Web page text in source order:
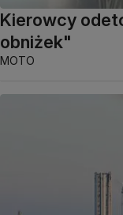
Kierowcy
obniżek"
MOTO